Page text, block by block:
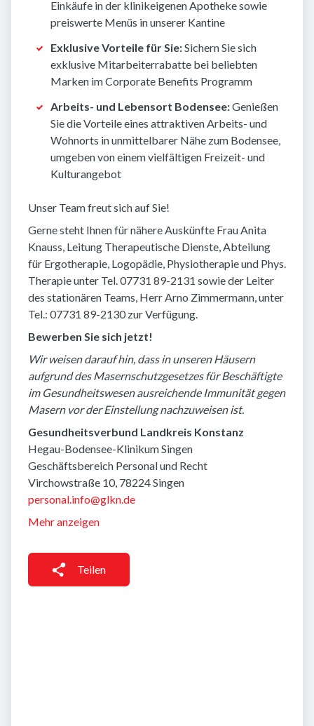
Einkäufe in der klinikeigenen Apotheke sowie
preiswerte Menüs in unserer Kantine
Exklusive Vorteile für Sie:Sichern Sie sich
exklusive Mitarbeiterrabatte bei beliebten
Marken im Corporate Benefits Programm
Arbeits- und Lebensort Bodensee:Genießen
Sie die Vorteile eines attraktiven Arbeits- und
Wohnorts in unmittelbarer Nähe zum Bodensee,
umgeben von einem vielfältigen Freizeit- und
Kulturangebot
Unser Team freut sich auf Sie!
Gerne steht Ihnen für nähere Auskünfte Frau Anita
Knauss, Leitung Therapeutische Dienste, Abteilung
für Ergotherapie, Logopädie, Physiotherapie und Phys.
Therapie unter Tel. 07731 89-2131 sowie der Leiter
des stationären Teams, Herr Arno Zimmermann, unter
Tel.: 07731 89-2130 zur Verfügung.
Bewerben Sie sich jetzt!
Wir weisen darauf hin, dass in unseren Häusern
aufgrund des Masernschutzgesetzes für Beschäftigte
im Gesundheitswesen ausreichende Immunität gegen
Masern vor der Einstellung nachzuweisen ist.
Gesundheitsverbund Landkreis Konstanz
Hegau-Bodensee-Klinikum Singen
Geschäftsbereich Personal und Recht
Virchowstraße 10, 78224 Singen
personal.info@glkn.de
Mehr anzeigen
Teilen